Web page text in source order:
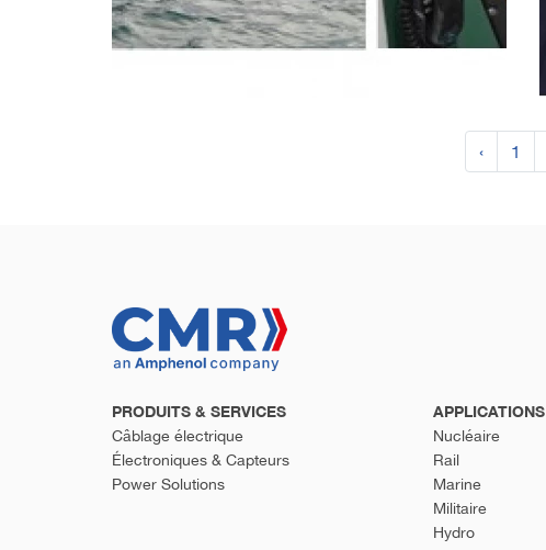
‹ 1
PRODUITS & SERVICES
Câblage électrique
Électroniques & Capteurs
Power Solutions
APPLICATIONS
Nucléaire
Rail
Marine
Militaire
Hydro